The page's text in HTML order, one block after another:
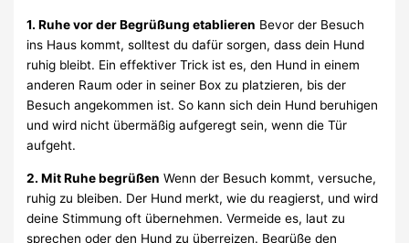
1. Ruhe vor der Begrüßung etablieren Bevor der Besuch
ins Haus kommt, solltest du dafür sorgen, dass dein Hund
ruhig bleibt. Ein effektiver Trick ist es, den Hund in einem
anderen Raum oder in seiner Box zu platzieren, bis der
Besuch angekommen ist. So kann sich dein Hund beruhigen
und wird nicht übermäßig aufgeregt sein, wenn die Tür
aufgeht.
2. Mit Ruhe begrüßen Wenn der Besuch kommt, versuche,
ruhig zu bleiben. Der Hund merkt, wie du reagierst, und wird
deine Stimmung oft übernehmen. Vermeide es, laut zu
sprechen oder den Hund zu überreizen. Begrüße den